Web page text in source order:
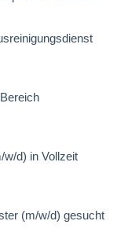
w/d) in Vollzeit
(m/w/d) gesucht